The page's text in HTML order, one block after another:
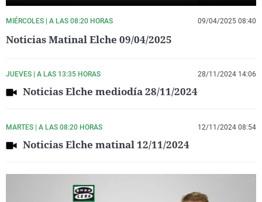
MIÉRCOLES | A LAS 08:20 HORAS 09/04/2025 08:40
Noticias Matinal Elche 09/04/2025
JUEVES | A LAS 13:35 HORAS 28/11/2024 14:06
Noticias Elche mediodía 28/11/2024
MARTES | A LAS 08:20 HORAS 12/11/2024 08:54
Noticias Elche matinal 12/11/2024